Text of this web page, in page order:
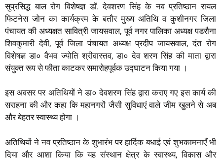
t
s
A
p
p
e
b
o
o
k
t
t
e
r
i
l
p
e
e
g
r
a
m
r
e
सुप्रसिद्ध बाल रोग विशेषज्ञ डॉ. देवशरण सिंह के नव प्रतिष्ठान रायल
फिटनेस जोन का कार्यक्रम के बतौर मुख्य अतिथि व कुशीनगर जिला
पंचायत की अध्यक्षत सावित्री जायसवाल, पूर्व नगर पालिका अध्यक्ष पडरौना
शिवकुमारी देवी, पूर्व जिला पंचायत अध्यक्ष प्रदीप जायसवाल, दंत रोग
विशेषज्ञ डा० वैभव ज्योति श्रीवास्तव, डा० देव शरण सिंह की माता द्वारा
संयुक्त रूप से फीता काटकर समारोहपूर्वक उद्घाटन किया गया ।
इस अवसर पर अतिथियों ने डा० देवशरण सिंह द्वारा कराए गए इस कार्य की
सराहना की और कहा कि महानगरों जैसी सुविधाएं वाले जीम खुलने से अब
और बेहतर स्वास्थ्य होगा ।
अतिथियों ने नव प्रतिष्ठान के शुभारंभ पर हार्दिक बधाई एवं शुभकामनाएँ भी
दिया और आशा किया कि यह संस्थान क्षेत्र के स्वास्थ्य, विकास और